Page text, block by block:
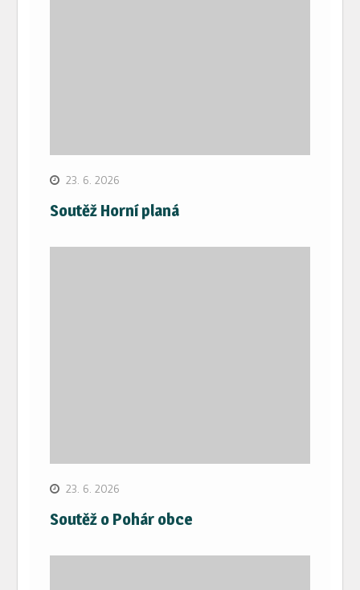
23. 6. 2026
Soutěž Horní planá
23. 6. 2026
Soutěž o Pohár obce